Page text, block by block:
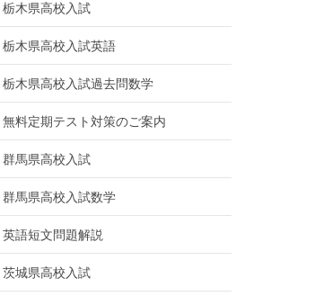
栃木県高校入試
栃木県高校入試英語
栃木県高校入試過去問数学
無料定期テスト対策のご案内
群馬県高校入試
群馬県高校入試数学
英語短文問題解説
茨城県高校入試